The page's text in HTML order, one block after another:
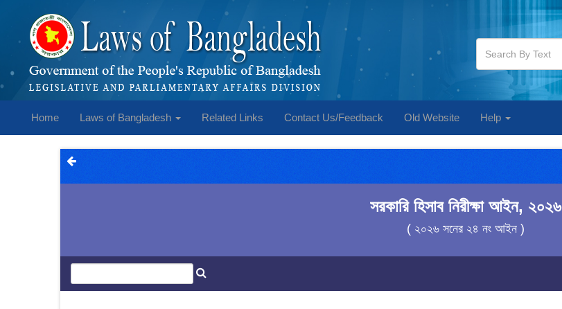
Home Laws of Bangladesh Related Links Contact Us/Feedback Old Website Help
সরকারি হিসাব নিরীক্ষা আইন, ২০২৬
( ২০২৬ সনের ২৪ নং আইন )